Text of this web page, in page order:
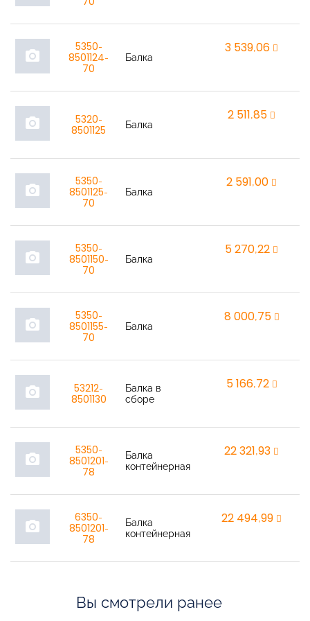
photo_camera
5350-
8501124-
70
Балка
3 539,06
photo_camera
5320-
8501125
Балка
2 511,85
photo_camera
5350-
8501125-
70
Балка
2 591,00
photo_camera
5350-
8501150-
70
Балка
5 270,22
photo_camera
5350-
8501155-
70
Балка
8 000,75
photo_camera
53212-
8501130
Балка в
сборе
5 166,72
photo_camera
5350-
8501201-
78
Балка
контейнерная
22 321,93
photo_camera
6350-
8501201-
78
Балка
контейнерная
22 494,99
Вы смотрели ранее